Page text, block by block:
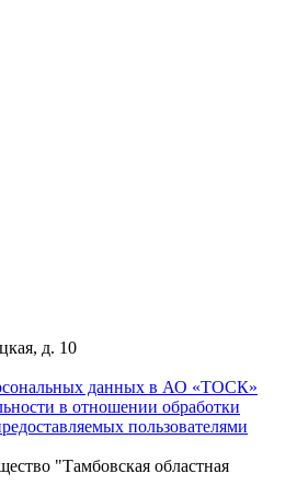
д. 10
данных в АО «ТОСК»
в отношении обработки
пользователями
"Тамбовская областная